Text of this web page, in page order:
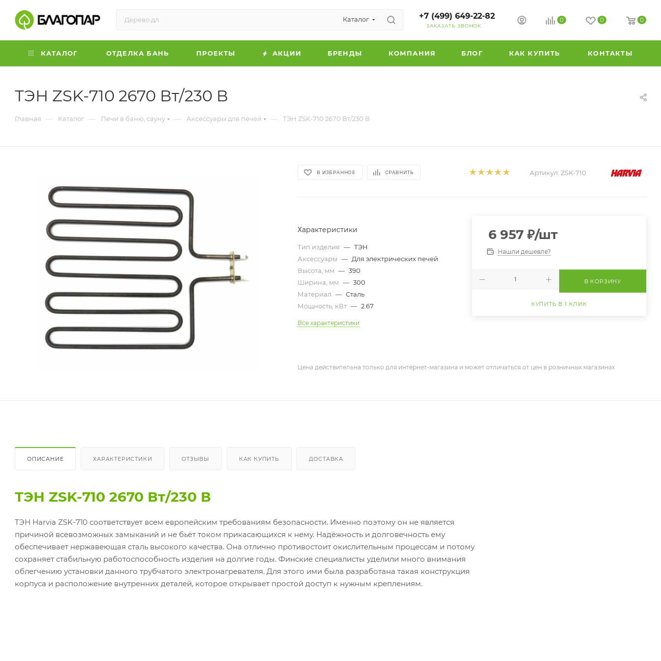
Каталог +7 (499) 649-22-82
ЗАКАЗАТЬ ЗВОНОК
0 0 0
КАТАЛОГ ОТДЕЛКА БАНЬ ПРОЕКТЫ АКЦИИ БРЕНДЫ КОМПАНИЯ БЛОГ КАК КУПИТЬ КОНТАКТЫ
ТЭН ZSK-710 2670 Вт/230 В
Главная — Каталог — Печи в баню, сауну — Аксессуары для печей — ТЭН ZSK-710 2670 Вт/230 В
В ИЗБРАННОЕ СРАВНИТЬ Артикул: ZSK-710
Характеристики
Тип изделия — ТЭН
Аксессуары — Для электрических печей
Высота, мм — 390
Ширина, мм — 300
Материал — Сталь
Мощность, кВт — 2.67
Все характеристики
6 957₽/шт
Нашли дешевле?
В КОРЗИНУ
КУПИТЬ В 1 КЛИК
Цена действительна только для интернет-магазина и может отличаться от цен в розничных магазинах
ОПИСАНИЕ ХАРАКТЕРИСТИКИ ОТЗЫВЫ КАК КУПИТЬ ДОСТАВКА
ТЭН ZSK-710 2670 Вт/230 В
ТЭН Harvia ZSK-710 соответствует всем европейским требованиям безопасности. Именно поэтому он не является
причиной всевозможных замыканий и не бьёт током прикасающихся к нему. Надёжность и долговечность ему
обеспечивает нержавеющая сталь высокого качества. Она отлично противостоит окислительным процессам и потому
сохраняет стабильную работоспособность изделия на долгие годы. Финские специалисты уделили много внимания
облегчению установки данного трубчатого электронагревателя. Для этого ими была разработана такая конструкция
корпуса и расположение внутренних деталей, которое открывает простой доступ к нужным креплениям.